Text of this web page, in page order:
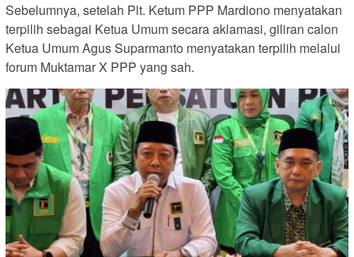
Sebelumnya, setelah Plt. Ketum PPP Mardiono menyatakan
terpilih sebagai Ketua Umum secara aklamasi, giliran calon
Ketua Umum Agus Suparmanto menyatakan terpilih melalui
forum Muktamar X PPP yang sah.